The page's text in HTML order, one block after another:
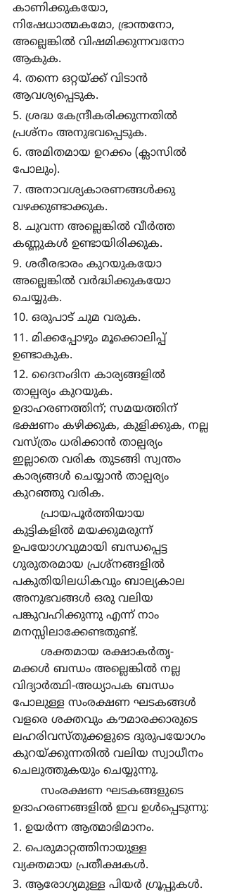
കാണിക്കുകയോ,
നിഷേധാത്മകമോ, ഭ്രാന്തനോ,
അല്ലെങ്കില്‍ വിഷമിക്കുന്നവനോ
ആകുക.
4. തന്നെ ഒറ്റയ്ക്ക് വിടാന്‍
ആവശ്യപ്പെടുക.
5. ശ്രദ്ധ കേന്ദ്രീകരിക്കുന്നതില്‍
പ്രശ്നം അനുഭവപ്പെടുക.
6. അമിതമായ ഉറക്കം (ക്ലാസില്‍
പോലും).
7. അനാവശ്യകാരണങ്ങള്‍ക്കു
വഴക്കുണ്ടാക്കുക.
8. ചുവന്ന അല്ലെങ്കില്‍ വീര്‍ത്ത
കണ്ണുകള്‍ ഉണ്ടായിരിക്കുക.
9. ശരീരഭാരം കുറയുകയോ
അല്ലെങ്കില്‍ വര്‍ദ്ധിക്കുകയോ
ചെയ്യുക.
10. ഒരുപാട് ചുമ വരുക.
11. മിക്കപ്പോഴും മൂക്കൊലിപ്പ്
ഉണ്ടാകുക.
12. ദൈനംദിന കാര്യങ്ങളില്‍
താല്പര്യം കുറയുക.
ഉദാഹരണത്തിന്; സമയത്തിന്
ഭക്ഷണം കഴിക്കുക, കുളിക്കുക, നല്ല
വസ്ത്രം ധരിക്കാന്‍ താല്പര്യം
ഇല്ലാതെ വരിക തുടങ്ങി സ്വന്തം
കാര്യങ്ങള്‍ ചെയ്യാന്‍ താല്പര്യം
കുറഞ്ഞു വരിക.
കുട്ടികളില്‍ മയക്കുമരുന്ന്
ഉപയോഗവുമായി ബന്ധപ്പെട്ട
ഗുരുതരമായ പ്രശ്നങ്ങളില്‍
പകുതിയിലധികവും ബാല്യകാല
അനുഭവങ്ങള്‍ ഒരു വലിയ
പങ്കുവഹിക്കുന്നു എന്ന് നാം
മനസ്സിലാക്കേണ്ടതുണ്ട്.
മക്കള്‍ ബന്ധം അല്ലെങ്കില്‍ നല്ല
വിദ്യാര്‍ത്ഥി-അധ്യാപക ബന്ധം
പോലുള്ള സംരക്ഷണ ഘടകങ്ങള്‍
വളരെ ശക്തവും കൗമാരക്കാരുടെ
ലഹരിവസ്തുക്കളുടെ ദുരുപയോഗം
കുറയ്ക്കുന്നതില്‍ വലിയ സ്വാധീനം
ചെലുത്തുകയും ചെയ്യുന്നു.
ഉദാഹരണങ്ങളില്‍ ഇവ ഉള്‍പ്പെടുന്നു:
1. ഉയര്‍ന്ന ആത്മാഭിമാനം.
2. പെരുമാറ്റത്തിനായുള്ള
വ്യക്തമായ പ്രതീക്ഷകള്‍.
3. ആരോഗ്യമുള്ള പിയര്‍ ഗ്രൂപ്പുകള്‍.